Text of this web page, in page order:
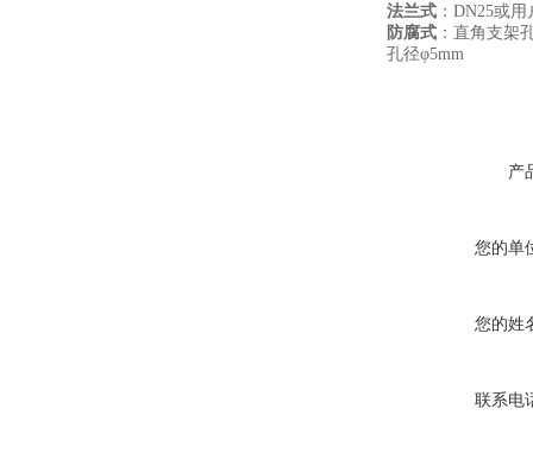
法兰式 ：DN25或
防腐式 ：直角支架
孔径φ5mm
产
您的单
您的姓
联系电